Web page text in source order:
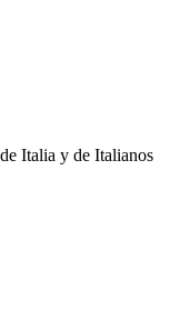
Italia y de Italianos